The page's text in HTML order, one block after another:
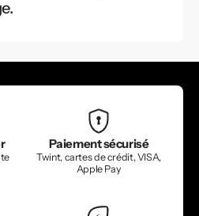
Paiement sécurisé
Twint, cartes de crédit, VISA,
Apple Pay